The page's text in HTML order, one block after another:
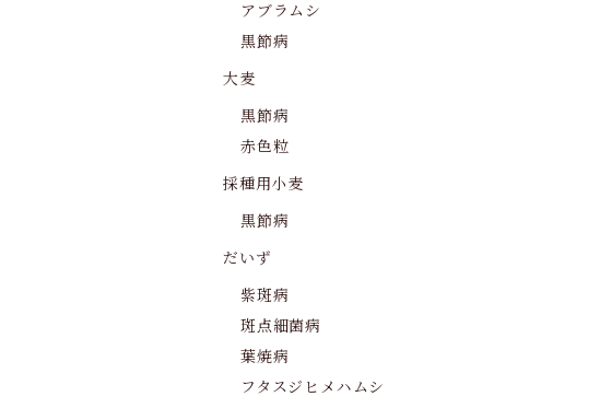
アブラムシ
黒節病
大麦
黒節病
赤色粒
採種用小麦
黒節病
だいず
紫斑病
斑点細菌病
葉焼病
フタスジヒメハムシ